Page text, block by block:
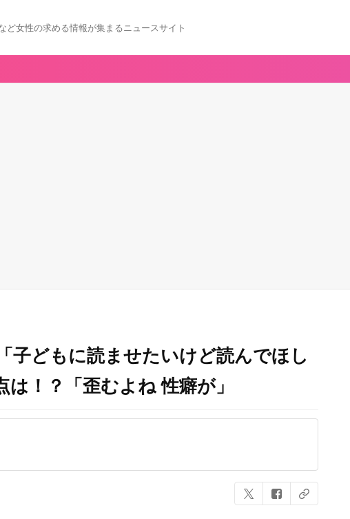
ど女性の求める情報が集まるニュースサイト
子どもに読ませたいけど読んでほし
は！？「歪むよね 性癖が」